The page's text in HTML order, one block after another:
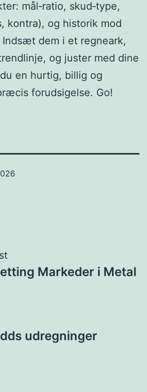
mål‑ratio, skud‑type,
kontra), og historik mod
Indsæt dem i et regneark,
og juster med dine
en hurtig, billig og
forudsigelse. Go!
Markeder i Metal
udregninger